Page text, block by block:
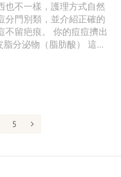
也不一樣，護理方式自然
分門別類，並介紹正確的
不留疤痕。 你的痘痘擠出
分泌物（脂肪酸） 這類
發炎症反應，形成丘
長時間未處理） 如果從
5